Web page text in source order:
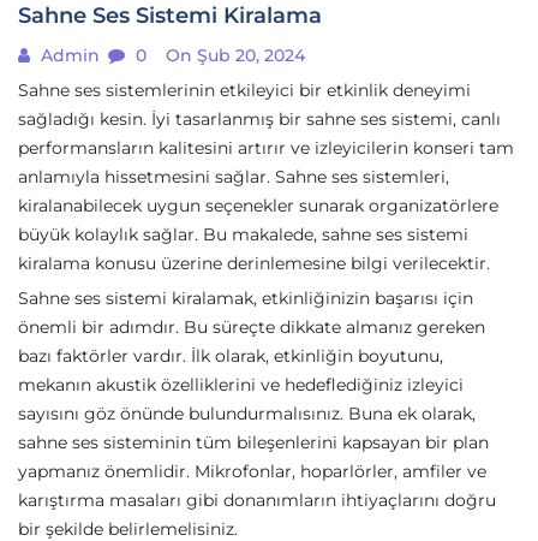
Sahne Ses Sistemi Kiralama
Admin 0
On Şub 20, 2024
Sahne ses sistemlerinin etkileyici bir etkinlik deneyimi
sağladığı kesin. İyi tasarlanmış bir sahne ses sistemi, canlı
performansların kalitesini artırır ve izleyicilerin konseri tam
anlamıyla hissetmesini sağlar. Sahne ses sistemleri,
kiralanabilecek uygun seçenekler sunarak organizatörlere
büyük kolaylık sağlar. Bu makalede, sahne ses sistemi
kiralama konusu üzerine derinlemesine bilgi verilecektir.
Sahne ses sistemi kiralamak, etkinliğinizin başarısı için
önemli bir adımdır. Bu süreçte dikkate almanız gereken
bazı faktörler vardır. İlk olarak, etkinliğin boyutunu,
mekanın akustik özelliklerini ve hedeflediğiniz izleyici
sayısını göz önünde bulundurmalısınız. Buna ek olarak,
sahne ses sisteminin tüm bileşenlerini kapsayan bir plan
yapmanız önemlidir. Mikrofonlar, hoparlörler, amfiler ve
karıştırma masaları gibi donanımların ihtiyaçlarını doğru
bir şekilde belirlemelisiniz.